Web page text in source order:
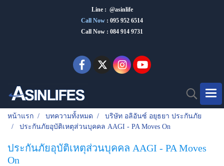
Line : @asinlife
Call Now : 095 952 6514
Call Now : 084 914 9731
หน้าแรก บทความทั้งหมด
บริษัท อลิอันซ์ อยุธยา ประกันภัย
ประกันภัยอุบัติเหตุส่วนบุคคล AAGI - PA Moves On
ประกันภัยอุบัติเหตุส่วนบุคคล AAGI - PA Moves
On